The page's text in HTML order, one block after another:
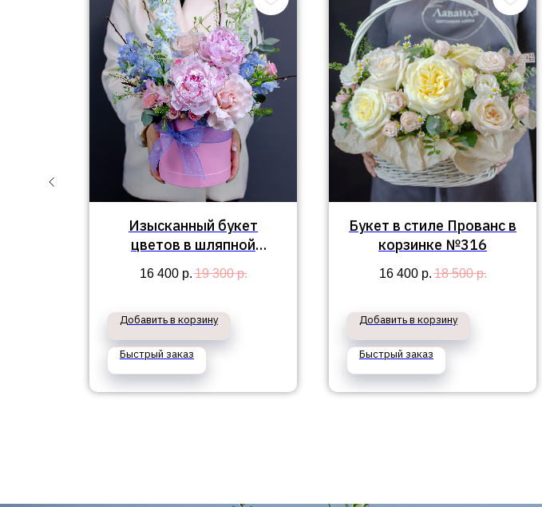
Изысканный букет
цветов в шляпной
коробке "Марианна"
16 400 р. 19 300 р.
Добавить в корзину
Быстрый заказ
Букет в стиле Прованс в
корзинке №316
16 400 р. 18 500 р.
Добавить в корзину
Быстрый заказ